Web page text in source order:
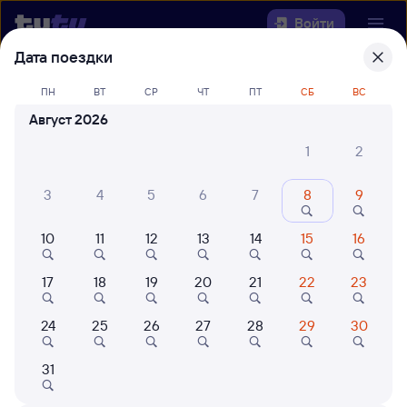
Войти
Выберите день, чтобы найтиж/д
билеты Харик — Ангарск
Куда
Когда
Кто едет
Найти поезда
Дата поездки
ПН ВТ СР ЧТ ПТ СБ ВС
Август 2026
1
2
3 4 5 6 7 8 9
10 11 12 13 14 15 16
17 18 19 20 21 22 23
24 25 26 27 28 29 30
31